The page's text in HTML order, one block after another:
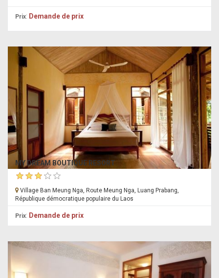
Prix: Demande de prix
MY DREAM BOUTIQUE RESORT
Village Ban Meung Nga, Route Meung Nga, Luang Prabang,
République démocratique populaire du Laos
Prix: Demande de prix